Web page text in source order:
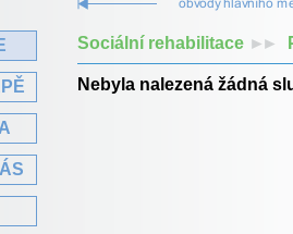
Sociální rehabilitace ►►
Nebyla nalezená žádná